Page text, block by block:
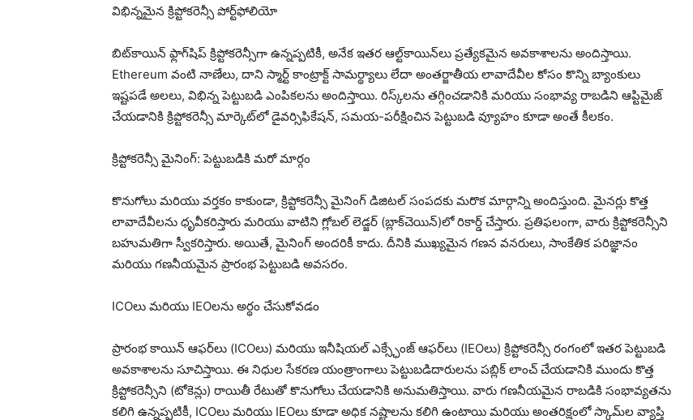
విభిన్నమైన క్రిప్టోకరెన్సీ పోర్ట్‌ఫోలియో
బిట్‌కాయిన్ ఫ్లాగ్‌షిప్ క్రిప్టోకరెన్సీగా ఉన్నప్పటికీ, అనేక ఇతర ఆల్ట్‌కాయిన్‌లు ప్రత్యేకమైన అవకాశాలను అందిస్తాయి.
Ethereum వంటి నాణేలు, దాని స్మార్ట్ కాంట్రాక్ట్ సామర్థ్యాలు లేదా అంతర్జాతీయ లావాదేవీల కోసం కొన్ని బ్యాంకులు
ఇష్టపడే అలలు, విభిన్న పెట్టుబడి ఎంపికలను అందిస్తాయి. రిస్క్‌లను తగ్గించడానికి మరియు సంభావ్య రాబడిని ఆప్టిమైజ్
చేయడానికి క్రిప్టోకరెన్సీ మార్కెట్‌లో డైవర్సిఫికేషన్, సమయ-పరీక్షించిన పెట్టుబడి వ్యూహం కూడా అంతే కీలకం.
క్రిప్టోకరెన్సీ మైనింగ్: పెట్టుబడికి మరో మార్గం
కొనుగోలు మరియు వర్తకం కాకుండా, క్రిప్టోకరెన్సీ మైనింగ్ డిజిటల్ సంపదకు మరొక మార్గాన్ని అందిస్తుంది. మైనర్లు కొత్త
లావాదేవీలను ధృవీకరిస్తారు మరియు వాటిని గ్లోబల్ లెడ్జర్ (బ్లాక్‌చెయిన్)లో రికార్డ్ చేస్తారు. ప్రతిఫలంగా, వారు క్రిప్టోకరెన్సీని
బహుమతిగా స్వీకరిస్తారు. అయితే, మైనింగ్ అందరికీ కాదు. దీనికి ముఖ్యమైన గణన వనరులు, సాంకేతిక పరిజ్ఞానం
మరియు గణనీయమైన ప్రారంభ పెట్టుబడి అవసరం.
ICOలు మరియు IEOలను అర్థం చేసుకోవడం
ప్రారంభ కాయిన్ ఆఫర్‌లు (ICOలు) మరియు ఇనీషియల్ ఎక్స్ఛేంజ్ ఆఫర్‌లు (IEOలు) క్రిప్టోకరెన్సీ రంగంలో ఇతర పెట్టుబడి
అవకాశాలను సూచిస్తాయి. ఈ నిధుల సేకరణ యంత్రాంగాలు పెట్టుబడిదారులను పబ్లిక్ లాంచ్ చేయడానికి ముందు కొత్త
క్రిప్టోకరెన్సీని (టోకెన్లు) రాయితీ రేటుతో కొనుగోలు చేయడానికి అనుమతిస్తాయి. వారు గణనీయమైన రాబడికి సంభావ్యతను
కలిగి ఉన్నప్పటికీ, ICOలు మరియు IEOలు కూడా అధిక నష్టాలను కలిగి ఉంటాయి మరియు అంతరిక్షంలో స్కామ్‌ల వ్యాప్తి